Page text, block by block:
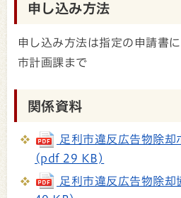
申し込み方法
申し込み方法は指定の申請書
市計画課まで
関係資料
足利市違反広告物除却
(pdf 29 KB)
足利市違反広告物除